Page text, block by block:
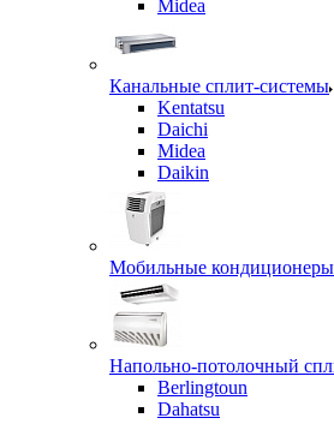
Midea
Канальные сплит-системы
Kentatsu
Daichi
Midea
Daikin
Мобильные кондиционеры
Напольно-потолочный
Berlingtoun
Dahatsu